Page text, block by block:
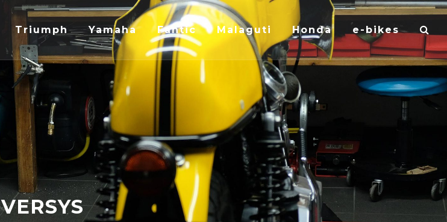
Triumph Yamaha Fantic Malaguti Honda e-bikes
VERSYS